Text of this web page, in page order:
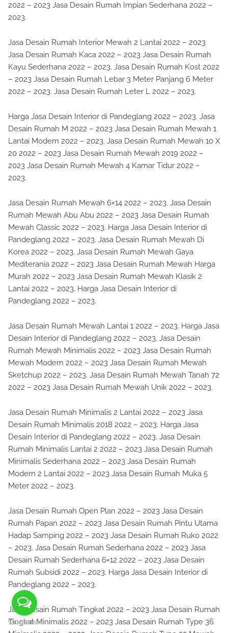
2022 – 2023 Jasa Desain Rumah Impian Sederhana 2022 –
2023.
Jasa Desain Rumah Interior Mewah 2 Lantai 2022 – 2023
Jasa Desain Rumah Kaca 2022 – 2023 Jasa Desain Rumah
Kayu Sederhana 2022 – 2023. Jasa Desain Rumah Kost 2022
– 2023 Jasa Desain Rumah Lebar 3 Meter Panjang 6 Meter
2022 – 2023. Jasa Desain Rumah Leter L 2022 – 2023.
Harga Jasa Desain Interior di Pandeglang 2022 – 2023. Jasa
Desain Rumah M 2022 – 2023 Jasa Desain Rumah Mewah 1
Lantai Modern 2022 – 2023. Jasa Desain Rumah Mewah 10 X
20 2022 – 2023 Jasa Desain Rumah Mewah 2019 2022 –
2023 Jasa Desain Rumah Mewah 4 Kamar Tidur 2022 –
2023.
Jasa Desain Rumah Mewah 6×14 2022 – 2023. Jasa Desain
Rumah Mewah Abu Abu 2022 – 2023 Jasa Desain Rumah
Mewah Classic 2022 – 2023. Harga Jasa Desain Interior di
Pandeglang 2022 – 2023. Jasa Desain Rumah Mewah Di
Korea 2022 – 2023. Jasa Desain Rumah Mewah Gaya
Mediterania 2022 – 2023 Jasa Desain Rumah Mewah Harga
Murah 2022 – 2023 Jasa Desain Rumah Mewah Klasik 2
Lantai 2022 – 2023. Harga Jasa Desain Interior di
Pandeglang 2022 – 2023.
Jasa Desain Rumah Mewah Lantai 1 2022 – 2023. Harga Jasa
Desain Interior di Pandeglang 2022 – 2023. Jasa Desain
Rumah Mewah Minimalis 2022 – 2023 Jasa Desain Rumah
Mewah Modern 2022 – 2023 Jasa Desain Rumah Mewah
Sketchup 2022 – 2023. Jasa Desain Rumah Mewah Tanah 72
2022 – 2023 Jasa Desain Rumah Mewah Unik 2022 – 2023.
Jasa Desain Rumah Minimalis 2 Lantai 2022 – 2023 Jasa
Desain Rumah Minimalis 2018 2022 – 2023. Harga Jasa
Desain Interior di Pandeglang 2022 – 2023. Jasa Desain
Rumah Minimalis Lantai 2 2022 – 2023 Jasa Desain Rumah
Minimalis Sederhana 2022 – 2023 Jasa Desain Rumah
Modern 2 Lantai 2022 – 2023 Jasa Desain Rumah Muka 5
Meter 2022 – 2023.
Jasa Desain Rumah Open Plan 2022 – 2023 Jasa Desain
Rumah Papan 2022 – 2023 Jasa Desain Rumah Pintu Utama
Hadap Samping 2022 – 2023 Jasa Desain Rumah Ruko 2022
– 2023. Jasa Desain Rumah Sederhana 2022 – 2023 Jasa
Desain Rumah Sederhana 6×12 2022 – 2023 Jasa Desain
Rumah Subsidi 2022 – 2023. Harga Jasa Desain Interior di
Pandeglang 2022 – 2023.
Jasa Desain Rumah Tingkat 2022 – 2023 Jasa Desain Rumah
Tingkat Minimalis 2022 – 2023 Jasa Desain Rumah Type 36